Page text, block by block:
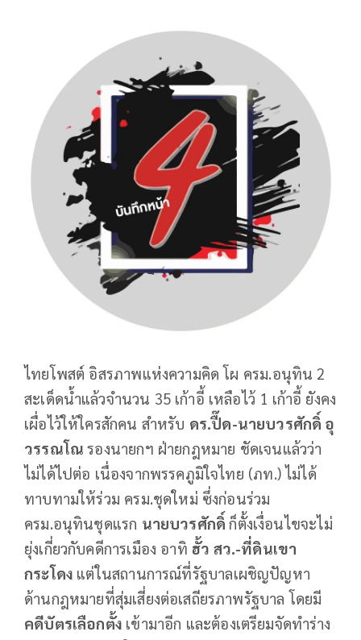
ไทยโพสต์ อิสรภาพแห่งความคิด โผ ครม.อนุทิน 2
สะเด็ดน้ำแล้วจำนวน 35 เก้าอี้ เหลือไว้ 1 เก้าอี้ ยังคง
เผื่อไว้ให้ใครสักคน สำหรับ ดร.ปื๊ด-นายบวรศักดิ์ อุ
วรรณโณรองนายกฯ ฝ่ายกฎหมาย ชัดเจนแล้วว่า
ไม่ได้ไปต่อ เนื่องจากพรรคภูมิใจไทย (ภท.) ไม่ได้
ทาบทามให้ร่วม ครม.ชุดใหม่ ซึ่งก่อนร่วม
ครม.อนุทินชุดแรก นายบวรศักดิ์ก็ตั้งเงื่อนไขจะไม่
ยุ่งเกี่ยวกับคดีการเมือง อาทิ ฮั้ว สว.-ที่ดินเขา
กระโดง แต่ในสถานการณ์ที่รัฐบาลเผชิญปัญหา
ด้านกฎหมายที่สุ่มเสี่ยงต่อเสถียรภาพรัฐบาล โดยมี
คดีบัตรเลือกตั้ง เข้ามาอีก และต้องเตรียมจัดทำร่าง